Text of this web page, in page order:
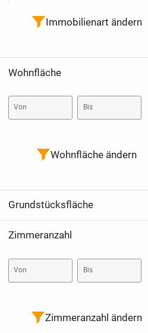
Immobilienart ändern
Wohnfläche
Von Bis
Wohnfläche ändern
Grundstücksfläche
Zimmeranzahl
Von Bis
Zimmeranzahl ändern